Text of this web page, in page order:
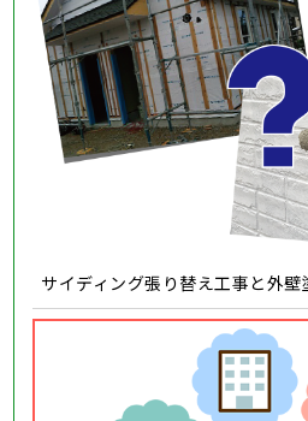
サイディング張り替え工事と外